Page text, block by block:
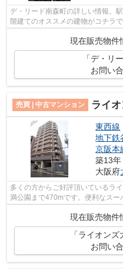
デ・リード南森町の詳しい情報。
階建てのオススメの建物がコチラ
現在販売物件
「デ・リ
お問い
売買 | 中古マンション ライ
東西線
地下鉄
京阪本
築13
大阪府
多くの方からご好評頂いているラ
満公園まで470mです。便利なス
現在販売物件
「ライオン
お問い